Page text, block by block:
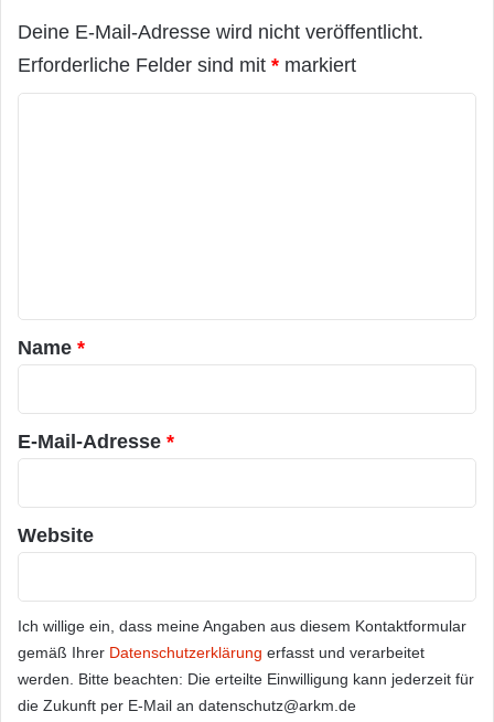
Deine E-Mail-Adresse wird nicht veröffentlicht.
Erforderliche Felder sind mit * markiert
a
r
*
Name *
E-Mail-Adresse *
Website
Ich willige ein, dass meine Angaben aus diesem Kontaktformular
gemäß Ihrer Datenschutzerklärung erfasst und verarbeitet
werden. Bitte beachten: Die erteilte Einwilligung kann jederzeit für
die Zukunft per E-Mail an datenschutz@arkm.de